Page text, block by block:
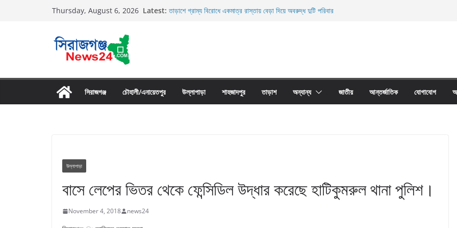
Thursday, August 6, 2026 Latest: তাড়াশে গ্রাম্য বিরোধে একমাত্র রাস্তায় বেড়া দিয়ে অবরুদ্ধ দুটি পরিবার
সিরাজগঞ্জ চৌহালী/এনায়েতপুর উল্লাপাড়া শাহজাদপুর তাড়াশ অন্যান্য জাতীয় আন্তর্জাতিক যোগাযোগ
উল্লাপাড়া
বাসে লেপের ভিতর থেকে ফেন্সিডিল উদ্ধার করেছে হাটিকুমরুল থানা পুলিশ।
November 4, 2018 news24